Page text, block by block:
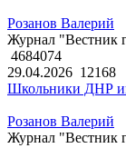
Розанов Валерий
Журнал "Вестник
4684074
29.04.2026 12168
Школьники ДНР
Розанов Валерий
Журнал "Вестник